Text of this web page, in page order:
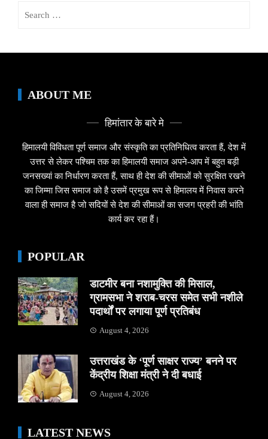
ABOUT ME
हिमांतार के बारे मे
हिमालयी विविधता पूर्ण समाज और संस्कृति का प्रतिनिधित्व करता हैं, देश में
उत्तर से लेकर पश्चिम तक का हिमालयी समाज अपने-आप में बहुत बड़ी
जनसख्यां का निर्धारण करता हैं, साथ ही देश की सीमाओं को सुरक्षित रखने
का जिम्मा जिस समाज को है उसमें प्रमुख रूप से हिमालय में निवास करने
वाला ही समाज है जो सदियों से देश की सीमाओं का सजग प्रहरी की भांति
कार्य कर रहा हैं।
POPULAR
डाटमीर बना नशामुक्ति की मिसाल,
ग्रामसभा ने शराब-चरस समेत सभी नशीले
पदार्थों पर लगाया पूर्ण प्रतिबंध
August 4, 2026
उत्तराखंड के ‘पूर्ण साक्षर राज्य’ बनने पर
केंद्रीय शिक्षा मंत्री ने दी बधाई
August 4, 2026
LATEST NEWS